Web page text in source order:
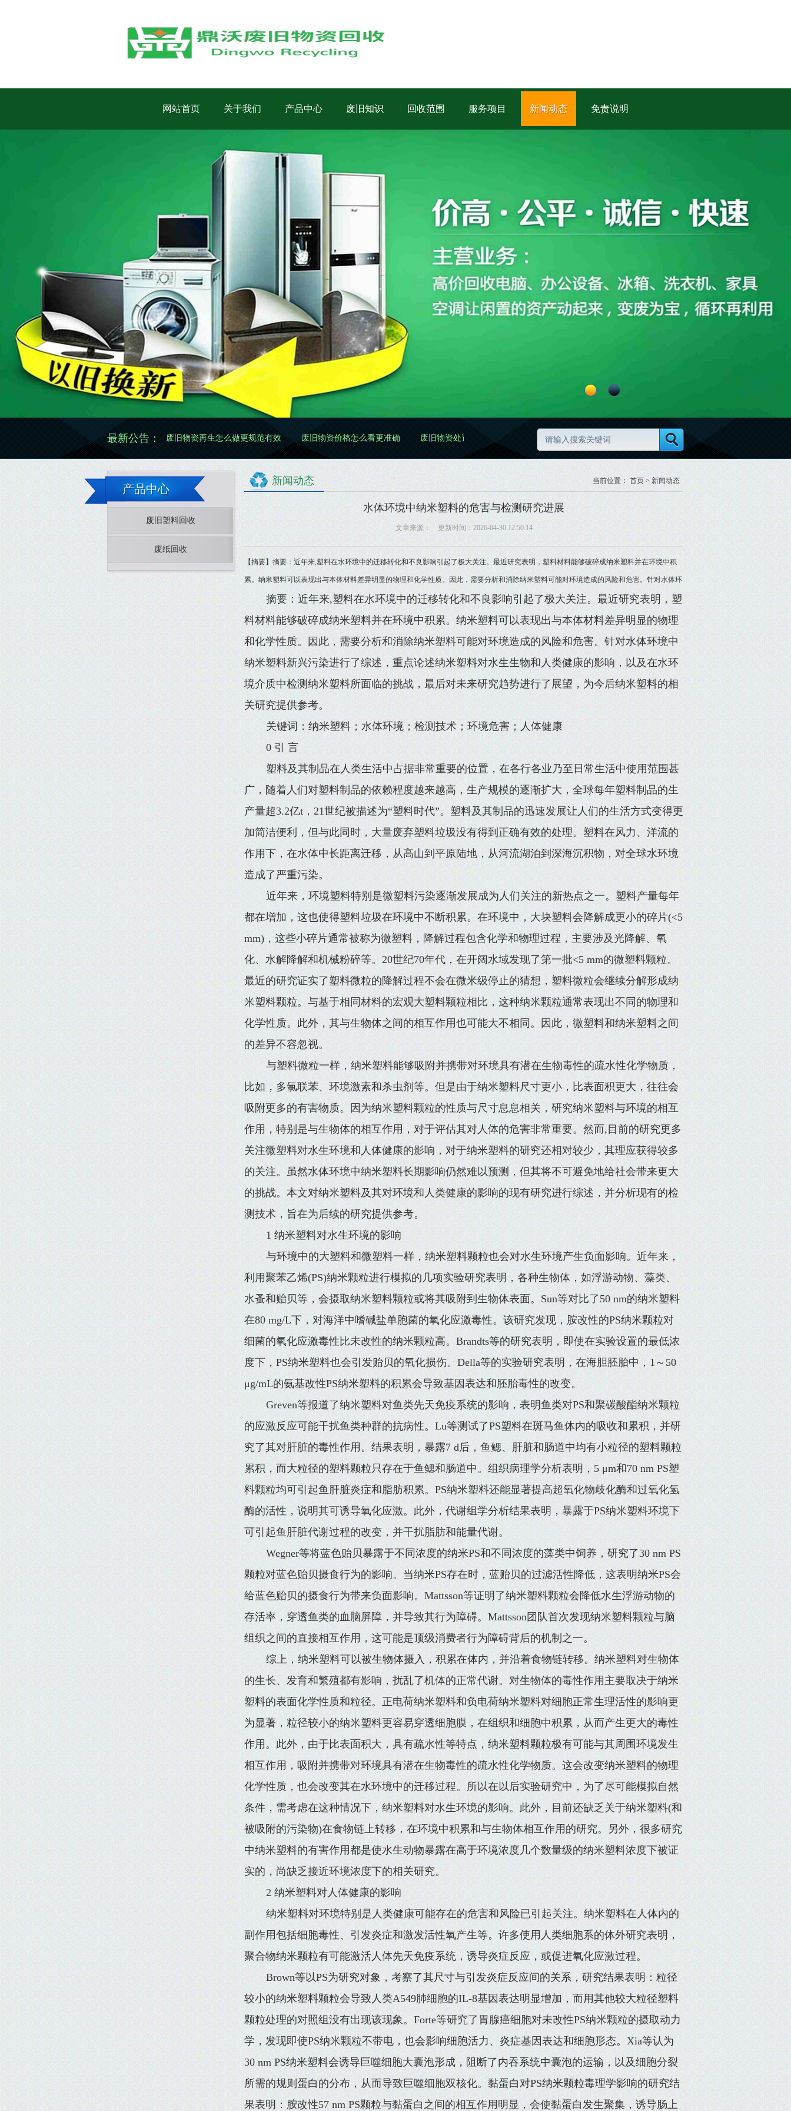
网站首页 关于我们 产品中心 废旧知识 回收范围 服务项目 新闻动态 免责说明
最新公告：
废旧物资再生怎么做更规范有效 废旧物资价格怎么看更准确 废旧物资处置怎么做更规范 废旧物资清理怎么做更高效更规范 废旧物资分类怎么做更规范
产品中心
废旧塑料回收
废纸回收
新闻动态 当前位置： 首页 > 新闻动态
水体环境中纳米塑料的危害与检测研究进展
文章来源： 更新时间：2026-04-30 12:50:14
【摘要】摘要：近年来,塑料在水环境中的迁移转化和不良影响引起了极大关注。最近研究表明，塑料材料能够破碎成纳米塑料并在环境中积
累。纳米塑料可以表现出与本体材料差异明显的物理和化学性质。因此，需要分析和消除纳米塑料可能对环境造成的风险和危害。针对水体环
摘要：近年来,塑料在水环境中的迁移转化和不良影响引起了极大关注。最近研究表明，塑
料材料能够破碎成纳米塑料并在环境中积累。纳米塑料可以表现出与本体材料差异明显的物理
和化学性质。因此，需要分析和消除纳米塑料可能对环境造成的风险和危害。针对水体环境中
纳米塑料新兴污染进行了综述，重点论述纳米塑料对水生生物和人类健康的影响，以及在水环
境介质中检测纳米塑料所面临的挑战，最后对未来研究趋势进行了展望，为今后纳米塑料的相
关研究提供参考。
关键词：纳米塑料；水体环境；检测技术；环境危害；人体健康
0 引 言
塑料及其制品在人类生活中占据非常重要的位置，在各行各业乃至日常生活中使用范围甚
广，随着人们对塑料制品的依赖程度越来越高，生产规模的逐渐扩大，全球每年塑料制品的生
产量超3.2亿t，21世纪被描述为“塑料时代”。塑料及其制品的迅速发展让人们的生活方式变得更
加简洁便利，但与此同时，大量废弃塑料垃圾没有得到正确有效的处理。塑料在风力、洋流的
作用下，在水体中长距离迁移，从高山到平原陆地，从河流湖泊到深海沉积物，对全球水环境
造成了严重污染。
近年来，环境塑料特别是微塑料污染逐渐发展成为人们关注的新热点之一。塑料产量每年
都在增加，这也使得塑料垃圾在环境中不断积累。在环境中，大块塑料会降解成更小的碎片(<5
mm)，这些小碎片通常被称为微塑料，降解过程包含化学和物理过程，主要涉及光降解、氧
化、水解降解和机械粉碎等。20世纪70年代，在开阔水域发现了第一批<5 mm的微塑料颗粒。
最近的研究证实了塑料微粒的降解过程不会在微米级停止的猜想，塑料微粒会继续分解形成纳
米塑料颗粒。与基于相同材料的宏观大塑料颗粒相比，这种纳米颗粒通常表现出不同的物理和
化学性质。此外，其与生物体之间的相互作用也可能大不相同。因此，微塑料和纳米塑料之间
的差异不容忽视。
与塑料微粒一样，纳米塑料能够吸附并携带对环境具有潜在生物毒性的疏水性化学物质，
比如，多氯联苯、环境激素和杀虫剂等。但是由于纳米塑料尺寸更小，比表面积更大，往往会
吸附更多的有害物质。因为纳米塑料颗粒的性质与尺寸息息相关，研究纳米塑料与环境的相互
作用，特别是与生物体的相互作用，对于评估其对人体的危害非常重要。然而,目前的研究更多
关注微塑料对水生环境和人体健康的影响，对于纳米塑料的研究还相对较少，其理应获得较多
的关注。虽然水体环境中纳米塑料长期影响仍然难以预测，但其将不可避免地给社会带来更大
的挑战。本文对纳米塑料及其对环境和人类健康的影响的现有研究进行综述，并分析现有的检
测技术，旨在为后续的研究提供参考。
1 纳米塑料对水生环境的影响
与环境中的大塑料和微塑料一样，纳米塑料颗粒也会对水生环境产生负面影响。近年来，
利用聚苯乙烯(PS)纳米颗粒进行模拟的几项实验研究表明，各种生物体，如浮游动物、藻类、
水蚤和贻贝等，会摄取纳米塑料颗粒或将其吸附到生物体表面。Sun等对比了50 nm的纳米塑料
在80 mg/L下，对海洋中嗜碱盐单胞菌的氧化应激毒性。该研究发现，胺改性的PS纳米颗粒对
细菌的氧化应激毒性比未改性的纳米颗粒高。Brandts等的研究表明，即使在实验设置的最低浓
度下，PS纳米塑料也会引发贻贝的氧化损伤。Della等的实验研究表明，在海胆胚胎中，1～50
μg/mL的氨基改性PS纳米塑料的积累会导致基因表达和胚胎毒性的改变。
Greven等报道了纳米塑料对鱼类先天免疫系统的影响，表明鱼类对PS和聚碳酸酯纳米颗粒
的应激反应可能干扰鱼类种群的抗病性。Lu等测试了PS塑料在斑马鱼体内的吸收和累积，并研
究了其对肝脏的毒性作用。结果表明，暴露7 d后，鱼鳃、肝脏和肠道中均有小粒径的塑料颗粒
累积，而大粒径的塑料颗粒只存在于鱼鳃和肠道中。组织病理学分析表明，5 μm和70 nm PS塑
料颗粒均可引起鱼肝脏炎症和脂肪积累。PS纳米塑料还能显著提高超氧化物歧化酶和过氧化氢
酶的活性，说明其可诱导氧化应激。此外，代谢组学分析结果表明，暴露于PS纳米塑料环境下
可引起鱼肝脏代谢过程的改变，并干扰脂肪和能量代谢。
Wegner等将蓝色贻贝暴露于不同浓度的纳米PS和不同浓度的藻类中饲养，研究了30 nm PS
颗粒对蓝色贻贝摄食行为的影响。当纳米PS存在时，蓝贻贝的过滤活性降低，这表明纳米PS会
给蓝色贻贝的摄食行为带来负面影响。Mattsson等证明了纳米塑料颗粒会降低水生浮游动物的
存活率，穿透鱼类的血脑屏障，并导致其行为障碍。Mattsson团队首次发现纳米塑料颗粒与脑
组织之间的直接相互作用，这可能是顶级消费者行为障碍背后的机制之一。
综上，纳米塑料可以被生物体摄入，积累在体内，并沿着食物链转移。纳米塑料对生物体
的生长、发育和繁殖都有影响，扰乱了机体的正常代谢。对生物体的毒性作用主要取决于纳米
塑料的表面化学性质和粒径。正电荷纳米塑料和负电荷纳米塑料对细胞正常生理活性的影响更
为显著，粒径较小的纳米塑料更容易穿透细胞膜，在组织和细胞中积累，从而产生更大的毒性
作用。此外，由于比表面积大，具有疏水性等特点，纳米塑料颗粒极有可能与其周围环境发生
相互作用，吸附并携带对环境具有潜在生物毒性的疏水性化学物质。这会改变纳米塑料的物理
化学性质，也会改变其在水环境中的迁移过程。所以在以后实验研究中，为了尽可能模拟自然
条件，需考虑在这种情况下，纳米塑料对水生环境的影响。此外，目前还缺乏关于纳米塑料(和
被吸附的污染物)在食物链上转移，在环境中积累和与生物体相互作用的研究。另外，很多研究
中纳米塑料的有害作用都是使水生动物暴露在高于环境浓度几个数量级的纳米塑料浓度下被证
实的，尚缺乏接近环境浓度下的相关研究。
2 纳米塑料对人体健康的影响
纳米塑料对环境特别是人类健康可能存在的危害和风险已引起关注。纳米塑料在人体内的
副作用包括细胞毒性、引发炎症和激发活性氧产生等。许多使用人类细胞系的体外研究表明，
聚合物纳米颗粒有可能激活人体先天免疫系统，诱导炎症反应，或促进氧化应激过程。
Brown等以PS为研究对象，考察了其尺寸与引发炎症反应间的关系，研究结果表明：粒径
较小的纳米塑料颗粒会导致人类A549肺细胞的IL-8基因表达明显增加，而用其他较大粒径塑料
颗粒处理的对照组没有出现该现象。Forte等研究了胃腺癌细胞对未改性PS纳米颗粒的摄取动力
学，发现即使PS纳米颗粒不带电，也会影响细胞活力、炎症基因表达和细胞形态。Xia等认为
30 nm PS纳米塑料会诱导巨噬细胞大囊泡形成，阻断了内吞系统中囊泡的运输，以及细胞分裂
所需的规则蛋白的分布，从而导致巨噬细胞双核化。黏蛋白对PS纳米颗粒毒理学影响的研究结
果表明：胺改性57 nm PS颗粒与黏蛋白之间的相互作用明显，会使黏蛋白发生聚集，诱导肠上